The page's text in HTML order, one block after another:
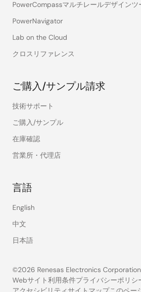
PowerCompassマルチレールデザインツ
PowerNavigator
Lab on the Cloud
クロスリファレンス
ご購入/サンプル請求
技術サポート
ご購入/サンプル
在庫確認
営業所・代理店
言語
English
中文
日本語
©2026 Renesas Electronics
Webサイト利用条件プライバシーポリシ